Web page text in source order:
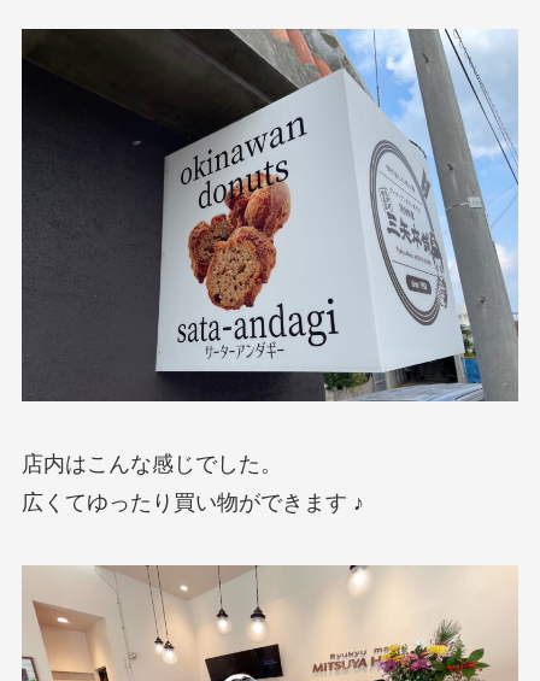
店内はこんな感じでした。
広くてゆったり買い物ができます ♪